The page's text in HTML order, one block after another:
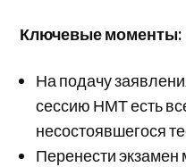
Ключевые моменты:
На подачу
сессию НМТ есть
несостоявшегося
Перенести экзамен